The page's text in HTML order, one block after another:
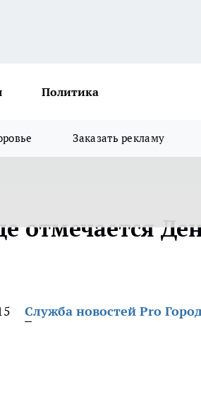
Политика
Заказать рекламу
отмечается
Служба новостей Pro